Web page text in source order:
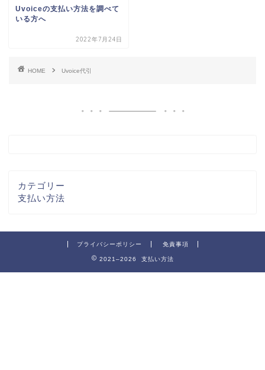
Uvoiceの支払い方法を調べて
いる方へ
2022年7月24日
HOME Uvoice代引
カテゴリー
支払い方法
プライバシーポリシー 免責事項
2021–2026 支払い方法